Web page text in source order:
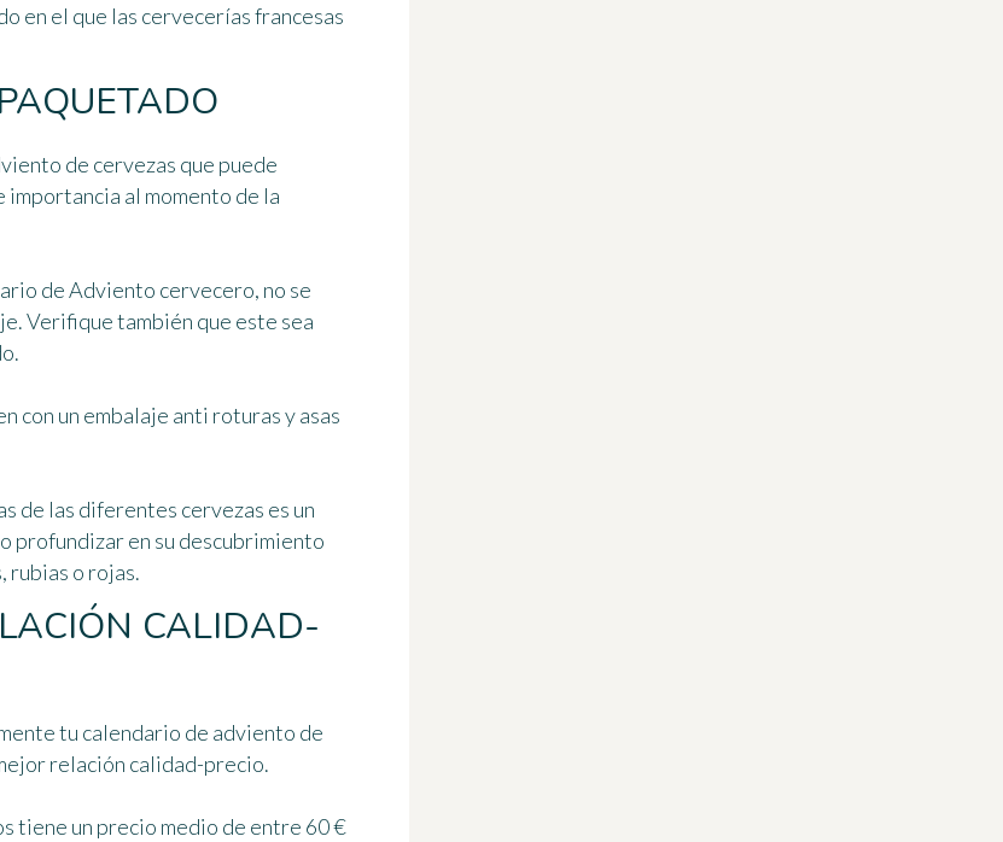
en el que las cervecerías francesas
de cervezas que puede
al momento de la
de Adviento cervecero, no se
Verifique también que este sea
con un embalaje anti roturas y asas
de las diferentes cervezas es un
profundizar en su descubrimiento
rubias o rojas.
CALIDAD-
tu calendario de adviento de
relación calidad-precio.
tiene un precio medio de entre 60 €